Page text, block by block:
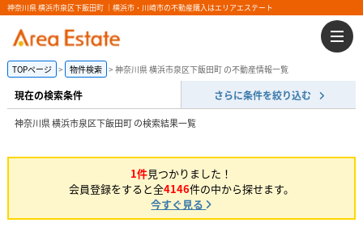
神奈川県 横浜市泉区下飯田町 ｜横浜市・川崎市の不動産購入はエリアエステート
TOPページ 物件検索 神奈川県 横浜市泉区下飯田町 の不動産情報一覧
現在の検索条件 さらに条件を絞り込む
神奈川県 横浜市泉区下飯田町 の検索結果一覧
1件見つかりました！
会員登録をすると全4146件の中から探せます。
今すぐ見る